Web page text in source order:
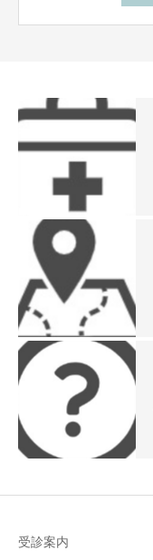
受診案内